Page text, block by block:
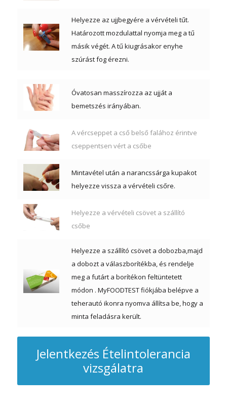
Helyezze az ujjbegyére a vérvételi tűt.
Határozott mozdulattal nyomja meg a tű
másik végét. A tű kiugrásakor enyhe
szúrást fog érezni.
Óvatosan masszírozza az ujját a
bemetszés irányában.
A vércseppet a cső belső falához érintve
cseppentsen vért a csőbe
Mintavétel után a narancssárga kupakot
helyezze vissza a vérvételi csőre.
Helyezze a vérvételi csövet a szállító
csőbe
Helyezze a szállító csövet a dobozba,majd
a dobozt a válaszborítékba, és rendelje
meg a futárt a borítékon feltüntetett
módon . MyFOODTEST fiókjába belépve a
teherautó ikonra nyomva állítsa be, hogy a
minta feladásra került.
Jelentkezés Ételintolerancia
vizsgálatra